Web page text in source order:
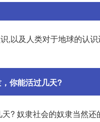
,以及人类对于地球的认
你能活过几天?
? 奴隶社会的奴隶当然